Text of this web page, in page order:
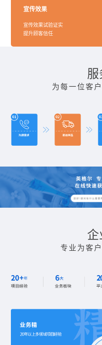
宣传效果
宣传效果试验证实
提升顾客信任
服
为每一位客
企
专业为客